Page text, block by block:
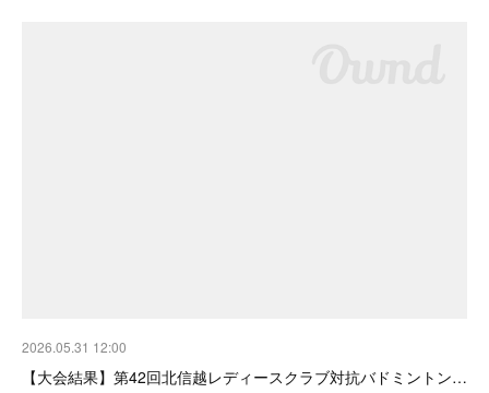
2026.05.31 12:00
【大会結果】第42回北信越レディースクラブ対抗バドミントン…